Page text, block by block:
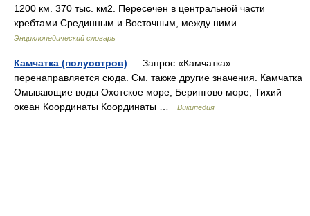
1200 км. 370 тыс. км2. Пересечен в центральной части
хребтами Срединным и Восточным, между ними… …
Энциклопедический словарь
Камчатка (полуостров) — Запрос «Камчатка»
перенаправляется сюда. Cм. также другие значения. Камчатка
Омывающие воды Охотское море, Берингово море, Тихий
океан Координаты Координаты …
Википедия